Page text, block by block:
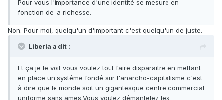
Pour vous l'importance d'une identité se mesure en
fonction de la richesse.
Non. Pour moi, quelqu'un d'important c'est quelqu'un de juste.
Liberia a dit :
Et ça je le voit vous voulez tout faire disparaitre en mettant
en place un systéme fondé sur l'anarcho-capitalisme c'est
à dire que le monde soit un gigantesque centre commercial
uniforme sans ames.Vous voulez démantelez les